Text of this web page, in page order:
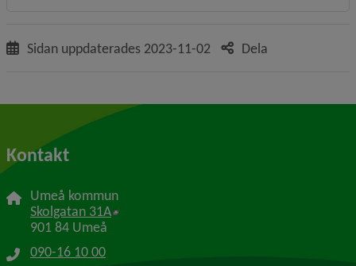
Sidan uppdaterades 2023-11-02 Dela
Kontakt
Umeå kommun
Skolgatan 31A Länk till annan webbplats, öppnas i nytt
901 84 Umeå
090-16 10 00